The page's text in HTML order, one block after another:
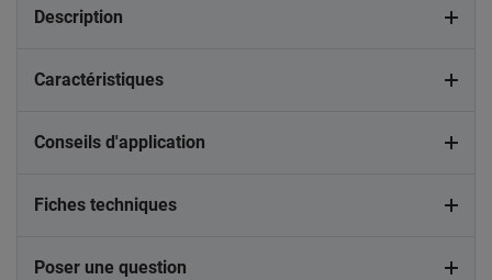
Description
Caractéristiques
Conseils d'application
Fiches techniques
Poser une question